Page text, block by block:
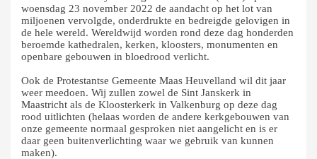
woensdag 23 november 2022 de aandacht op het lot van
miljoenen vervolgde, onderdrukte en bedreigde gelovigen in
de hele wereld. Wereldwijd worden rond deze dag honderden
beroemde kathedralen, kerken, kloosters, monumenten en
openbare gebouwen in bloedrood verlicht.
Ook de Protestantse Gemeente Maas Heuvelland wil dit jaar
weer meedoen. Wij zullen zowel de Sint Janskerk in
Maastricht als de Kloosterkerk in Valkenburg op deze dag
rood uitlichten (helaas worden de andere kerkgebouwen van
onze gemeente normaal gesproken niet aangelicht en is er
daar geen buitenverlichting waar we gebruik van kunnen
maken).